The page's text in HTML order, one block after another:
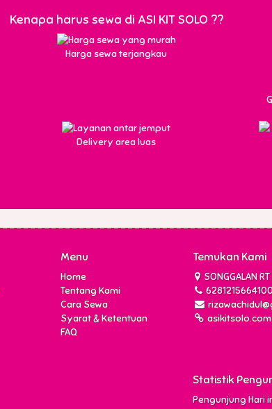
Kenapa harus sewa di ASI KIT SOLO ??
Harga sewa terjangkau
Delivery area luas
Menu
Home
Tentang Kami
Cara Sewa
Syarat & Ketentuan
FAQ
Temukan Kami
SONGGALAN
asikitsolo.com
Statistik
Pengunjung Hari